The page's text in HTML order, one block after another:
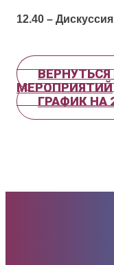
12.40 –
ВЕРНУТЬСЯ
МЕРОПРИЯТИЙ
ГРАФИК НА